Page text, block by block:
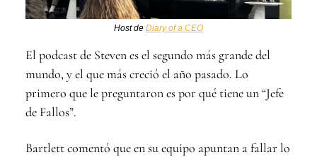
Host de Diary of a CEO
El podcast de Steven es el segundo más grande del
mundo, y el que más creció el año pasado. Lo
primero que le preguntaron es por qué tiene un “Jefe
de Fallos”.
Bartlett comentó que en su equipo apuntan a fallar lo